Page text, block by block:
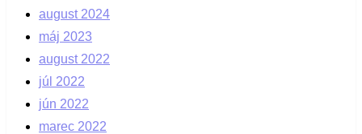
august 2024
máj 2023
august 2022
júl 2022
jún 2022
marec 2022